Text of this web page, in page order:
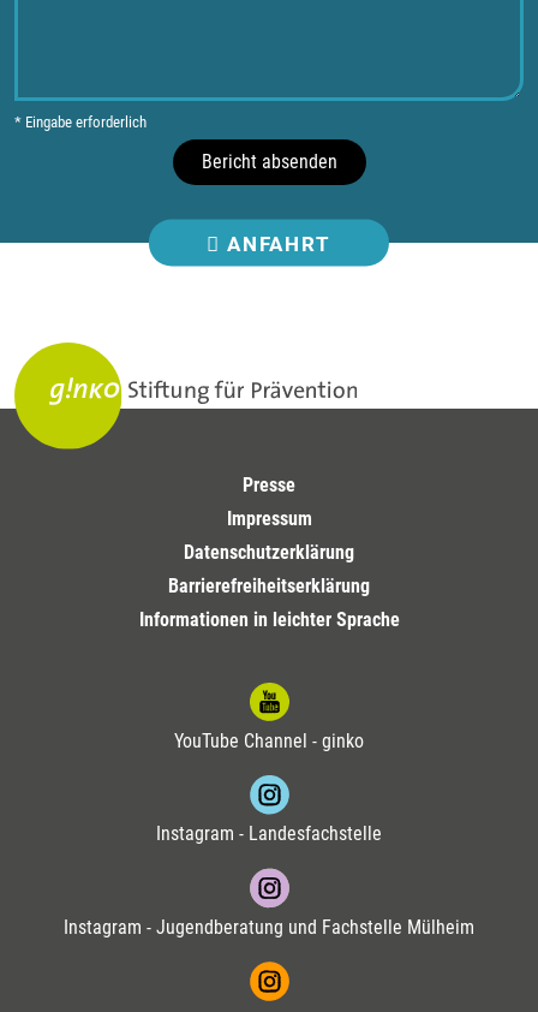
* Eingabe erforderlich
Bericht absenden
ANFAHRT
Presse
Impressum
Datenschutzerklärung
Barrierefreiheitserklärung
Informationen in leichter Sprache
YouTube Channel - ginko
Instagram - Landesfachstelle
Instagram - Jugendberatung und Fachstelle Mülheim